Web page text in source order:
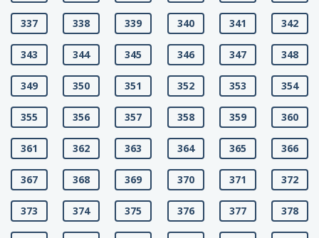
337 338 339 340 341 342
343 344 345 346 347 348
349 350 351 352 353 354
355 356 357 358 359 360
361 362 363 364 365 366
367 368 369 370 371 372
373 374 375 376 377 378